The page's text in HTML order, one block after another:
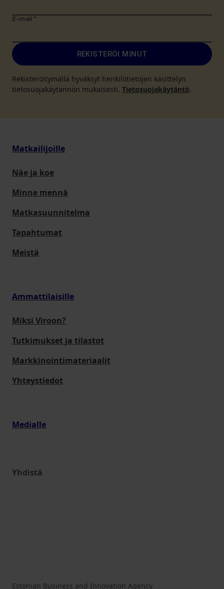
E-mail *
REKISTERÖI MINUT
Rekisteröitymällä hyväksyt henkilötietojen käsittelyn
tietosuojakäytännön mukaisesti. Tietosuojakäytäntö.
Matkailijoille
Näe ja koe
Minne mennä
Matkasuunnitelma
Tapahtumat
Meistä
Ammattilaisille
Miksi Viroon?
Tutkimukset ja tilastot
Markkinointimateriaalit
Yhteystiedot
Medialle
Yhdistä
Estonian Business and Innovation Agency